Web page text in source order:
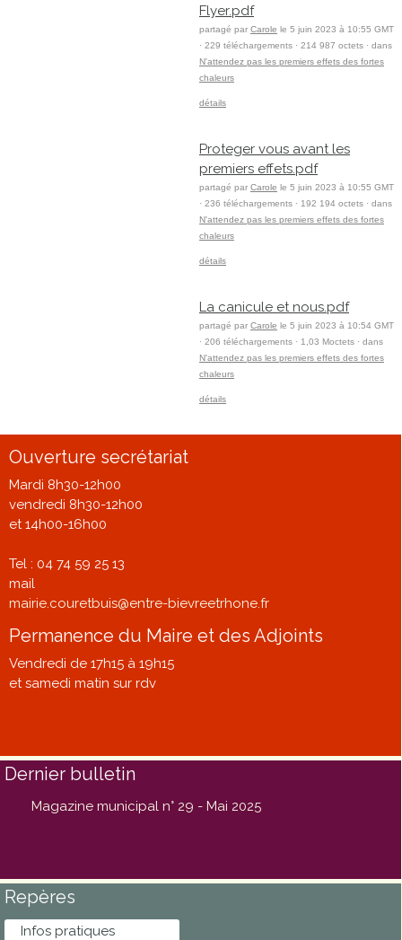
Flyer.pdf
partagé par Carole le 5 juin 2023 à 10:55 GMT
· 229 téléchargements · 214 987 octets · dans
N'attendez pas les premiers effets des fortes
chaleurs
détails
Proteger vous avant les
premiers effets.pdf
partagé par Carole le 5 juin 2023 à 10:55 GMT
· 236 téléchargements · 192 194 octets · dans
N'attendez pas les premiers effets des fortes
chaleurs
détails
La canicule et nous.pdf
partagé par Carole le 5 juin 2023 à 10:54 GMT
· 206 téléchargements · 1,03 Moctets · dans
N'attendez pas les premiers effets des fortes
chaleurs
détails
Ouverture secrétariat
Mardi 8h30-12h00
vendredi 8h30-12h00
et 14h00-16h00
Tel : 04 74 59 25 13
mail
mairie.couretbuis@entre-bievreetrhone.fr
Permanence du Maire et des Adjoints
Vendredi de 17h15 à 19h15
et samedi matin sur rdv
Dernier bulletin
Magazine municipal n° 29 - Mai 2025
Repères
Infos pratiques